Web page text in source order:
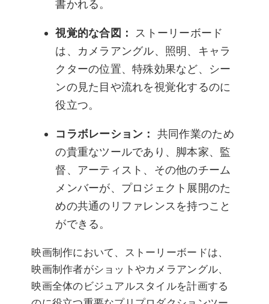
書かれる。
視覚的な合図：
ストーリーボード
は、カメラアングル、照明、キャラ
クターの位置、特殊効果など、シー
ンの見た目や流れを視覚化するのに
役立つ。
コラボレーション： 共同作業のため
の貴重なツールであり、脚本家、監
督、アーティスト、その他のチーム
メンバーが、プロジェクト展開のた
めの共通のリファレンスを持つこと
ができる。
映画制作において、ストーリーボードは、
映画制作者がショットやカメラアングル、
映画全体のビジュアルスタイルを計画する